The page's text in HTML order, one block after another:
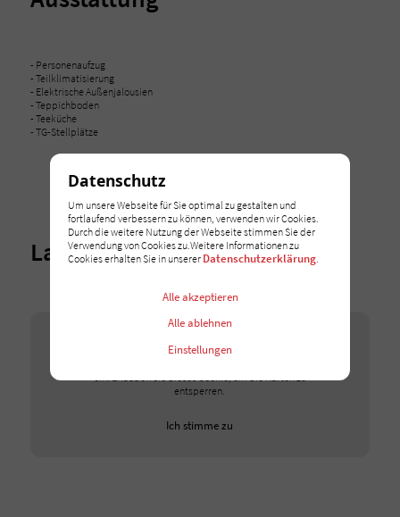
- Personenaufzug
- Teilklimatisierung
- Elektrische Außenjalousien
- Teppichboden
- Teeküche
- TG-Stellplätze
Lage
entsperren.
Ich stimme zu
Datenschutz
Um unsere Webseite für Sie optimal zu gestalten und
fortlaufend verbessern zu können, verwenden wir Cookies.
Durch die weitere Nutzung der Webseite stimmen Sie der
Verwendung von Cookies zu.Weitere Informationen zu
Cookies erhalten Sie in unserer Datenschutzerklärung
Einstellungen
Alle ablehnen
Alle akzeptieren